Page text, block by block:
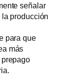
señalar
producción
para que
más